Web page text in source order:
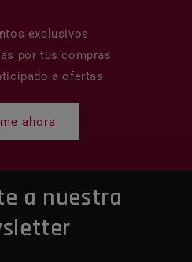
exclusivos
por tus compras
a ofertas
ahora
a nuestra